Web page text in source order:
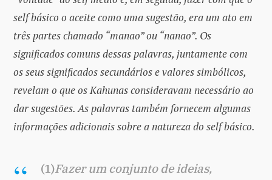
self básico o aceite como uma sugestão, era um ato em
três partes chamado “manao” ou “nanao”. Os
significados comuns dessas palavras, juntamente com
os seus significados secundários e valores simbólicos,
revelam o que os Kahunas consideravam necessário ao
dar sugestões. As palavras também fornecem algumas
informações adicionais sobre a natureza do self básico.
(1)Fazer um conjunto de ideias,